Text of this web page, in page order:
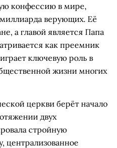
конфессию в мире,
верующих. Её
а главой является Папа
как преемник
ключевую роль в
жизни многих
церкви берёт начало
двух
стройную
централизованное